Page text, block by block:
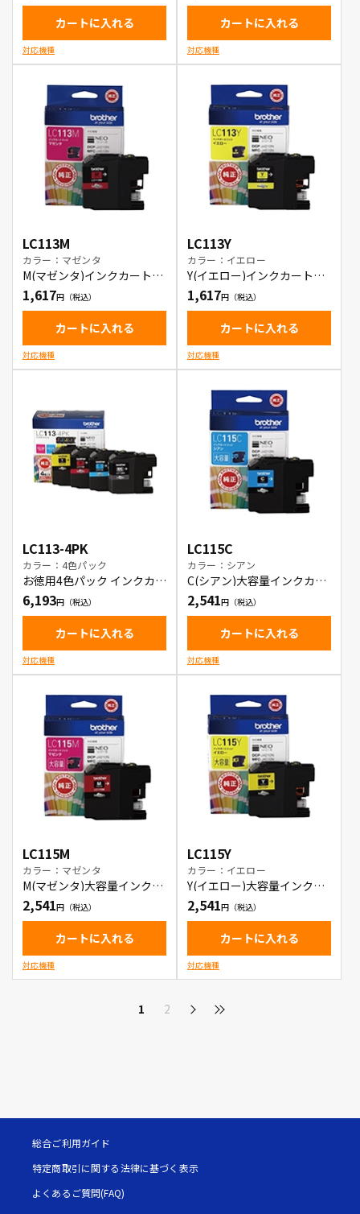
カートに入れる
対応機種
カートに入れる
対応機種
LC113M
カラー：マゼンタ
M(マゼンタ)インクカートリ
ッジ
1,617
カートに入れる
対応機種
LC113Y
カラー：イエロー
Y(イエロー)インクカートリ
ッジ
1,617
カートに入れる
対応機種
LC113-4PK
カラー：4色パック
お徳用4色パック インクカー
トリッジ
6,193
カートに入れる
対応機種
LC115C
カラー：シアン
C(シアン)大容量インクカー
トリッジ
2,541
カートに入れる
対応機種
LC115M
カラー：マゼンタ
M(マゼンタ)大容量インクカ
ートリッジ
2,541
カートに入れる
対応機種
LC115Y
カラー：イエロー
Y(イエロー)大容量インクカ
ートリッジ
2,541
カートに入れる
対応機種
1 2
総合ご利用ガイド
特定商取引に関する法律に基づく表示
よくあるご質問(FAQ)